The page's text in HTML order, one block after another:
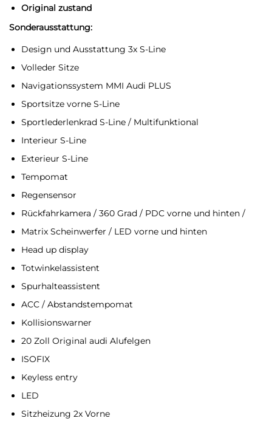
Original zustand
Sonderausstattung:
Design und Ausstattung 3x S-Line
Volleder Sitze
Navigationssystem MMI Audi PLUS
Sportsitze vorne S-Line
Sportlederlenkrad S-Line / Multifunktional
Interieur S-Line
Exterieur S-Line
Tempomat
Regensensor
Rückfahrkamera / 360 Grad / PDC vorne und hinten /
Matrix Scheinwerfer / LED vorne und hinten
Head up display
Totwinkelassistent
Spurhalteassistent
ACC / Abstandstempomat
Kollisionswarner
20 Zoll Original audi Alufelgen
ISOFIX
Keyless entry
LED
Sitzheizung 2x Vorne